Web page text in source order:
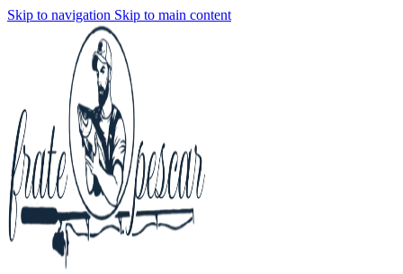
Skip to navigation Skip to main content